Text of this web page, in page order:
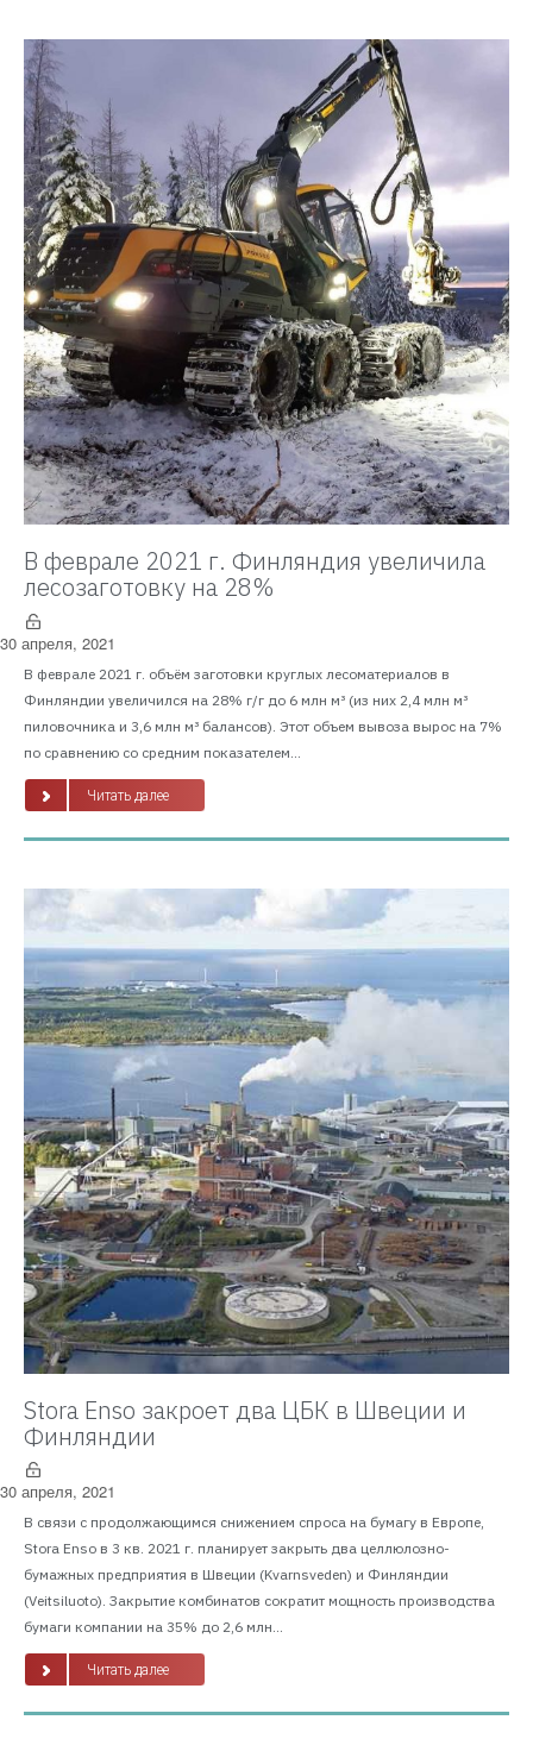
В феврале 2021 г. Финляндия увеличила
лесозаготовку на 28%
30 апреля, 2021
В феврале 2021 г. объём заготовки круглых лесоматериалов в
Финляндии увеличился на 28% г/г до 6 млн м³ (из них 2,4 млн м³
пиловочника и 3,6 млн м³ балансов). Этот объем вывоза вырос на 7%
по сравнению со средним показателем...
Читать далее
Stora Enso закроет два ЦБК в Швеции и
Финляндии
30 апреля, 2021
В связи с продолжающимся снижением спроса на бумагу в Европе,
Stora Enso в 3 кв. 2021 г. планирует закрыть два целлюлозно-
бумажных предприятия в Швеции (Kvarnsveden) и Финляндии
(Veitsiluoto). Закрытие комбинатов сократит мощность производства
бумаги компании на 35% до 2,6 млн...
Читать далее